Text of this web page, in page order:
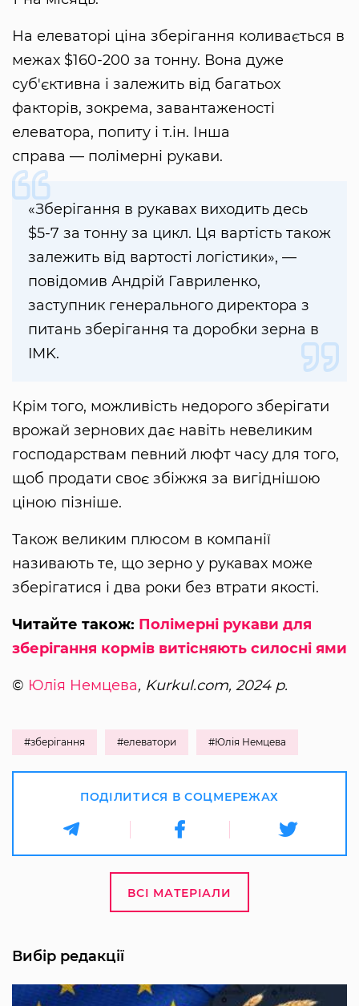
На елеваторі ціна зберігання коливається в
межах $160-200 за тонну. Вона дуже
суб'єктивна і залежить від багатьох
факторів, зокрема, завантаженості
елеватора, попиту і т.ін. Інша
справа — полімерні рукави.
«Зберігання в рукавах виходить десь
$5-7 за тонну за цикл. Ця вартість також
залежить від вартості логістики», —
повідомив Андрій Гавриленко,
заступник генерального директора з
питань зберігання та доробки зерна в
IMK.
Крім того, можливість недорого зберігати
врожай зернових дає навіть невеликим
господарствам певний люфт часу для того,
щоб продати своє збіжжя за вигіднішою
ціною пізніше.
Також великим плюсом в компанії
називають те, що зерно у рукавах може
зберігатися і два роки без втрати якості.
Читайте також: Полімерні рукави для
зберігання кормів витісняють силосні ями
© Юлія Немцева, Kurkul.com, 2024 р.
#зберігання #елеватори #Юлія Немцева
ПОДІЛИТИСЯ В СОЦМЕРЕЖАХ
ВСІ МАТЕРІАЛИ
Вибір редакції